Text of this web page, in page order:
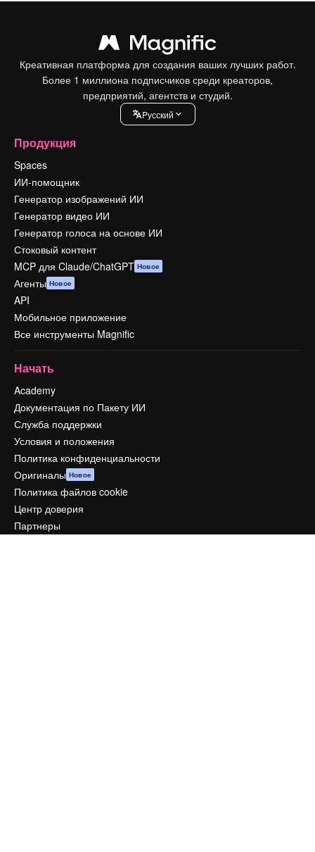
Креативная платформа для создания ваших лучших работ.
Более 1 миллиона подписчиков среди креаторов,
предприятий, агентств и студий.
Pусский
Продукция
Spaces
ИИ-помощник
Генератор изображений ИИ
Генератор видео ИИ
Генератор голоса на основе ИИ
Стоковый контент
MCP для Claude/ChatGPT Новое
Агенты Новое
API
Мобильное приложение
Все инструменты Magnific
Начать
Academy
Документация по Пакету ИИ
Служба поддержки
Условия и положения
Политика конфиденциальности
Оригиналы Новое
Политика файлов cookie
Центр доверия
Партнеры